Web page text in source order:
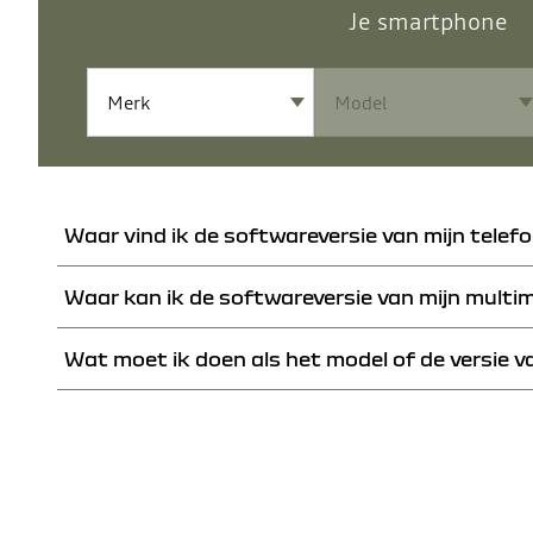
Je smartphone
Waar vind ik de softwareversie van mijn
Je kunt de softwareversie van je Android- of Windows-telefoon of
Waar kan ik de softwareversie van mijn
Je kunt de softwareversie van je multimediasysteem rechtstreeks via
Wat moet ik doen als het model of de versie